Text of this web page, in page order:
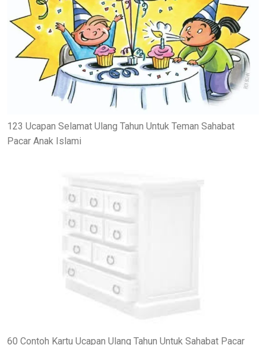
123 Ucapan Selamat Ulang Tahun Untuk Teman Sahabat
Pacar Anak Islami
60 Contoh Kartu Ucapan Ulang Tahun Untuk Sahabat Pacar